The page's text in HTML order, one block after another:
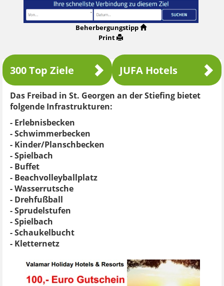
Beherbergungstipp
Print
300 Top Ziele JUFA Hotels
Das Freibad in St. Georgen an der Stiefing bietet
folgende Infrastrukturen:
- Erlebnisbecken
- Schwimmerbecken
- Kinder/Planschbecken
- Spielbach
- Buffet
- Beachvolleyballplatz
- Wasserrutsche
- Drehfußball
- Sprudelstufen
- Spielbach
- Schaukelbucht
- Kletternetz